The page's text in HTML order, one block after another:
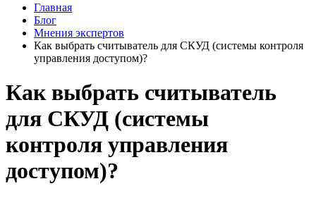
Главная
Блог
Мнения экспертов
Как выбрать считыватель для СКУД (системы контроля
управления доступом)?
Как выбрать считыватель
для СКУД (системы
контроля управления
доступом)?